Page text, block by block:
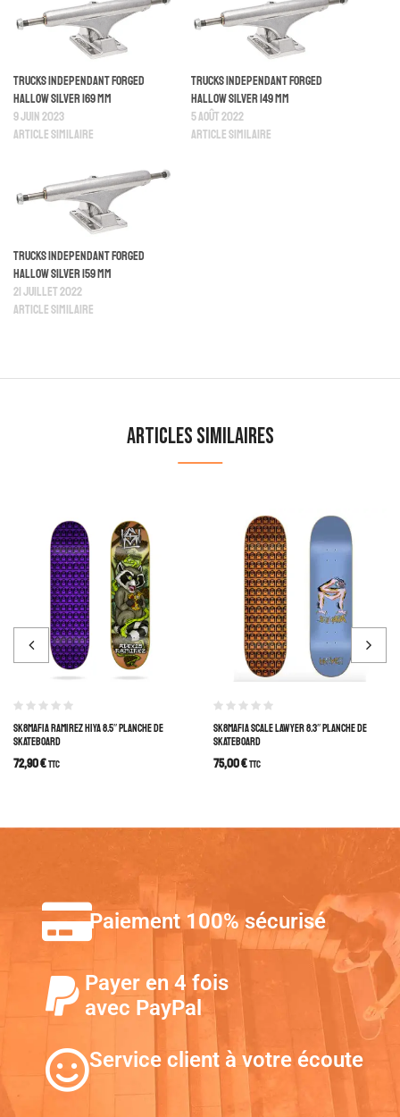
Trucks Independant Forged
Hallow Silver 169 mm
9 juin 2023
Article similaire
Trucks Independant Forged
Hallow Silver 149 mm
5 août 2022
Article similaire
Trucks Independant Forged
Hallow Silver 159 mm
21 juillet 2022
Article similaire
Articles similaires
SK8MAFIA RAMIREZ HIYA 8.5″ PLANCHE DE
SKATEBOARD
72,90€TTC
SK8MAFIA SCALE LAWYER 8.3″ PLANCHE DE
SKATEBOARD
75,00€TTC
Paiement 100% sécurisé
Payer en 4 fois
avec PayPal
Service client à votre écoute